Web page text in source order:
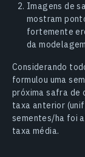
Imagens de
mostram
fortemente
da
Considerando
formulou uma
próxima safra de
taxa anterior
sementes/ha foi
taxa média.